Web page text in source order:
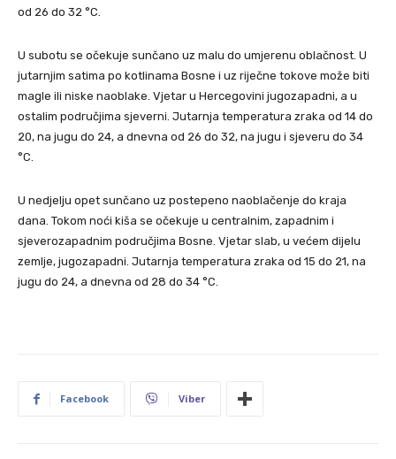
od 26 do 32 °C.
U subotu se očekuje sunčano uz malu do umjerenu oblačnost. U
jutarnjim satima po kotlinama Bosne i uz riječne tokove može biti
magle ili niske naoblake. Vjetar u Hercegovini jugozapadni, a u
ostalim područjima sjeverni. Jutarnja temperatura zraka od 14 do
20, na jugu do 24, a dnevna od 26 do 32, na jugu i sjeveru do 34
°C.
U nedjelju opet sunčano uz postepeno naoblačenje do kraja
dana. Tokom noći kiša se očekuje u centralnim, zapadnim i
sjeverozapadnim područjima Bosne. Vjetar slab, u većem dijelu
zemlje, jugozapadni. Jutarnja temperatura zraka od 15 do 21, na
jugu do 24, a dnevna od 28 do 34 °C.
Facebook Viber